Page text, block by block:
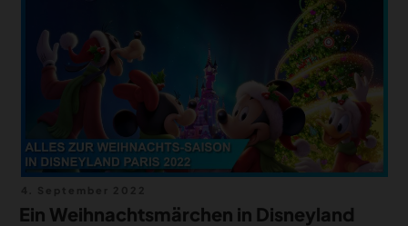
am
Ein Weihnachtsmärchen in Disneyland